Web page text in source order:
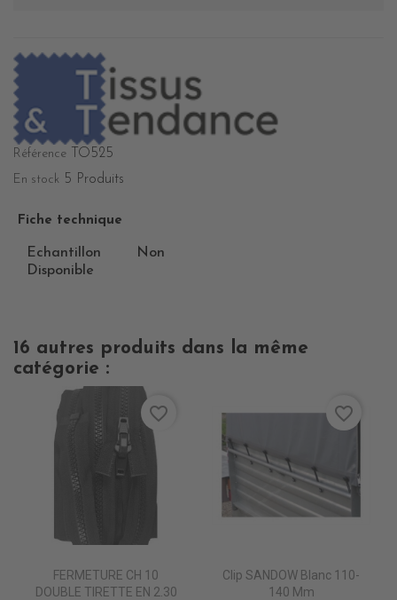
Référence TO525
En stock 5 Produits
Fiche technique
Echantillon
Disponible
Non
16 autres produits dans la même
catégorie :
FERMETURE CH 10
DOUBLE TIRETTE EN 2.30
favorite_border
Clip SANDOW Blanc 110-
140 Mm
favorite_border